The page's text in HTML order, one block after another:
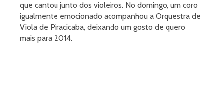
que cantou junto dos violeiros. No domingo, um coro
igualmente emocionado acompanhou a Orquestra de
Viola de Piracicaba, deixando um gosto de quero
mais para 2014.